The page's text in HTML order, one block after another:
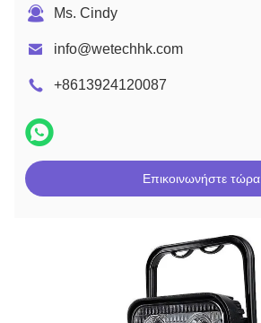
Ms. Cindy
info@wetechhk.com
+8613924120087
Επικοινωνήστε τώρα